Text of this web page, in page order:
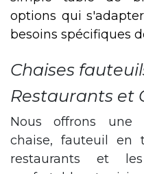
options qui
besoins spécifiques
Chaises
Restaurants et
Nous offrons une
chaise, fauteuil en
restaurants et